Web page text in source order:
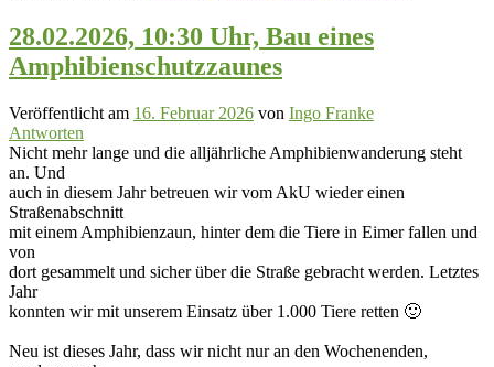
28.02.2026, 10:30 Uhr, Bau eines
Amphibienschutzzaunes
Veröffentlicht am 16. Februar 2026 von Ingo Franke
Antworten
Nicht mehr lange und die alljährliche Amphibienwanderung steht
an. Und
auch in diesem Jahr betreuen wir vom AkU wieder einen
Straßenabschnitt
mit einem Amphibienzaun, hinter dem die Tiere in Eimer fallen und
von
dort gesammelt und sicher über die Straße gebracht werden. Letztes
Jahr
konnten wir mit unserem Einsatz über 1.000 Tiere retten 🙂
Neu ist dieses Jahr, dass wir nicht nur an den Wochenenden,